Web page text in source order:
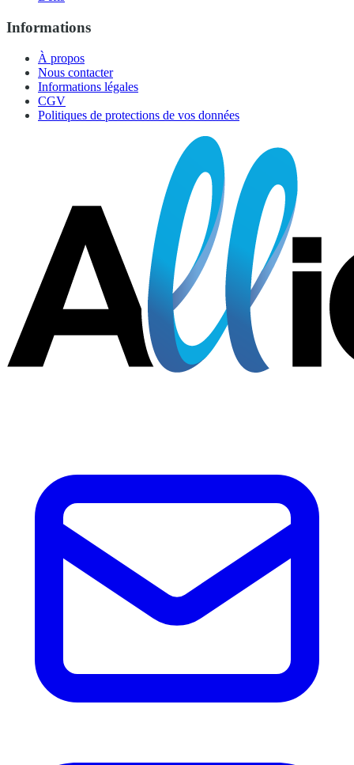
Informations
À propos
Nous contacter
Informations légales
CGV
Politiques de protections de vos données